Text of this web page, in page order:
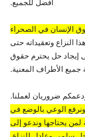
أفضل للجميع.
الإنسان في الصحراء
النزاع وتعقيداته حتى
إيجاد حل يحترم حقوق
جميع الأطراف المعنية.
ضروريان لعملنا.
ونرفع الوعي بالوضع في
لمن يحتاجها وندعو إلى